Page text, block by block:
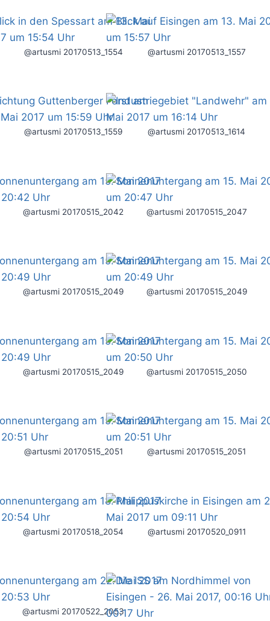
@artusmi 20170513_1554 @artusmi 20170513_1557
@artusmi 20170513_1559 @artusmi 20170513_1614
@artusmi 20170515_2042 @artusmi 20170515_2047
@artusmi 20170515_2049 @artusmi 20170515_2049
@artusmi 20170515_2049 @artusmi 20170515_2050
@artusmi 20170515_2051 @artusmi 20170515_2051
@artusmi 20170518_2054 @artusmi 20170520_0911
@artusmi 20170522_2053